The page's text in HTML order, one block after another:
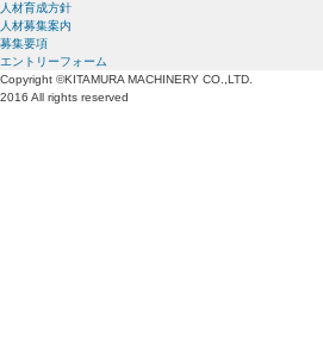
人材育成方針
人材募集案内
募集要項
エントリーフォーム
Copyright ©KITAMURA MACHINERY CO.,LTD.
2016 All rights reserved